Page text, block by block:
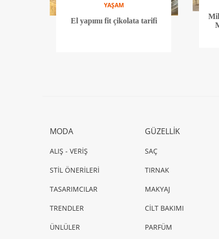
YAŞAM
El yapımı fit çikolata tarifi
MODA
ALIŞ - VERİŞ
STİL ÖNERİLERİ
TASARIMCILAR
TRENDLER
ÜNLÜLER
GÜZELLİK
SAÇ
TIRNAK
MAKYAJ
CİLT BAKIMI
PARFÜM